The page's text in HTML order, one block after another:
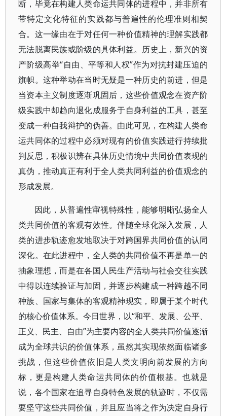
断，毕竟在构建人类命运共同体的进程中，并非所有
带特定文化特征的实践都与普遍性的伦理准则相契
合。这一缘由在于对任何一种价值精神的理解实践都
无法脱离民族或阶级的具体利益。历史上，新兴的资
产阶级高举“自由、平等和人权”作为对抗封建压迫的
旗帜。这种举动在当时无疑是一种历史的前进，但是
当资本主义制度逐渐巩固后，这些价值观念在资产阶
级实践中却趋向退化成服务于自身利益的工具，甚至
变成一种自我辩护的伪善。由此可见，在构建人类命
运共同体的过程中必须对现有的价值实践进行持续批
判反思，积极识辨在具体历史情境中共同价值表现的
真伪，推动真正有利于全人类共同利益的价值观念的
形成发展。
因此，从普遍性审视特殊性，能够明晰弘扬全人
类共同价值的客观有效性。伴随全球化深入发展，人
类的进步轨迹愈发地取决于对跨国界共同价值的认同
深化。在此进程中，全人类的共同价值不再是单一的
抽象理想，而是在各国人民生产活动与社会交往实践
中得以连续验证与加固，并逐步构建成一种跨越不同
种族、国家与集体的客观精神现实，即属于某个时代
的核心价值体系。今日世界，以“和平、发展、公平、
正义、民主、自由”为主要内容的全人类共同价值逐渐
成为全球共识的价值体系，虽然其实现依然面临诸多
挑战，但这些价值依旧是人类文明向前发展的方向
标，更是构建人类命运共同体的价值根基。也就是
说，各个国家在追寻自身特色发展的轨迹时，不仅需
要坚守这些共同价值，并且应当将之作为决定自身行